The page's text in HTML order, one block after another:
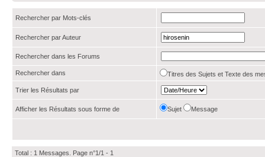
Rechercher par Mots-clés
Rechercher par Auteur
Rechercher dans les Forums
Rechercher dans Titres des Sujets et Texte des
Trier les Résultats par
Afficher les Résultats sous forme de Sujet Message
Total : 1 Messages. Page n°1/1 - 1